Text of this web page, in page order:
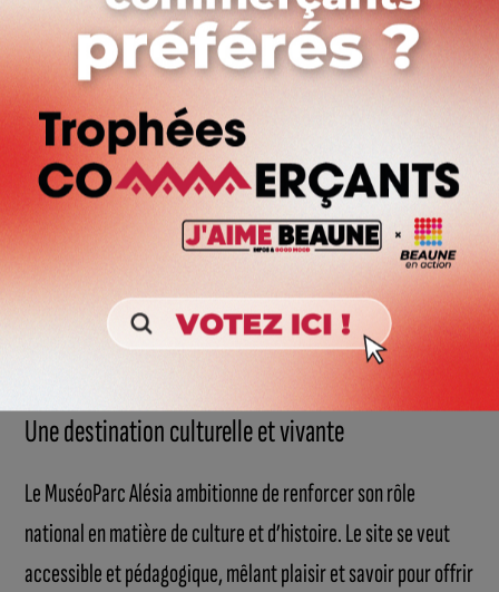
épicerie dédiée aux savoir-faire locaux.
Des spectacles pour tous les goûts
Le 23 mai, à l’occasion de la Journée européenne des musées,
la troupe La Norale proposera une visite chantée et
interactive. La saison culturelle sera également ponctuée de
spectacles originaux. Le 19 septembre, Les Commandos
Percu investiront le site avec leur spectacle Origine, mêlant
Une destination culturelle et vivante
Le MuséoParc Alésia ambitionne de renforcer son rôle
national en matière de culture et d’histoire. Le site se veut
accessible et pédagogique, mêlant plaisir et savoir pour offrir